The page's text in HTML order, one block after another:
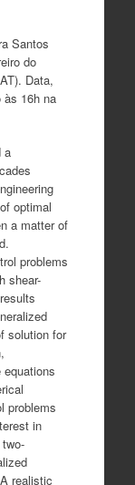
Santos
do
Data,
às 16h na
a
optimal
a matter of
problems
shear-
solution for
problems
in
realistic